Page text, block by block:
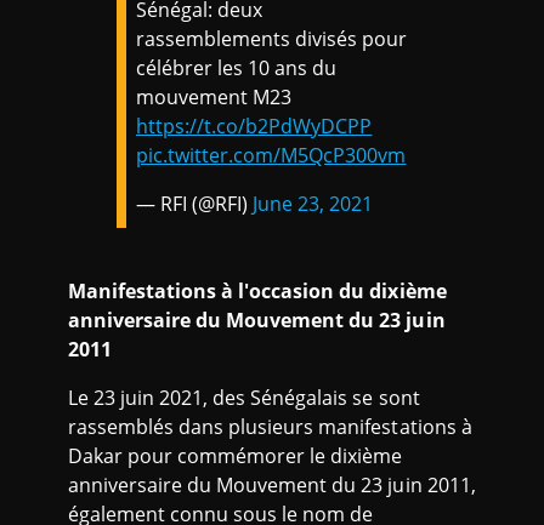
Sénégal: deux
rassemblements divisés pour
célébrer les 10 ans du
mouvement M23
https://t.co/b2PdWyDCPP
pic.twitter.com/M5QcP300vm
— RFI (@RFI) June 23, 2021
Manifestations à l'occasion du dixième
anniversaire du Mouvement du 23 juin
2011
Le 23 juin 2021, des Sénégalais se sont
rassemblés dans plusieurs manifestations à
Dakar pour commémorer le dixième
anniversaire du Mouvement du 23 juin 2011,
également connu sous le nom de